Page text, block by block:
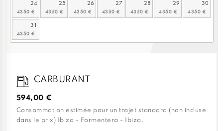
24 25 26 27 28 29 30
31
CARBURANT
594,00 €
Consommation estimée pour un trajet standard (non incluse
dans le prix) Ibiza - Formentera - Ibiza.